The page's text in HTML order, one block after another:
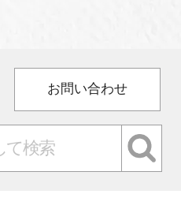
お問い合わせ